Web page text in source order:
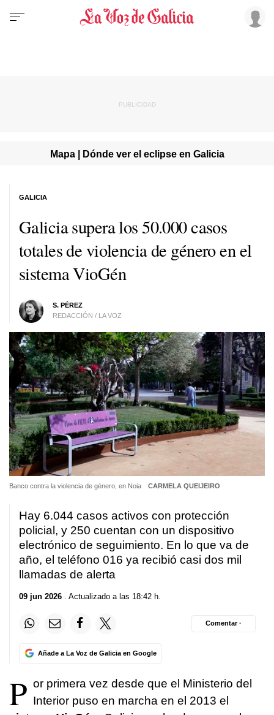
Mapa | Dónde ver el eclipse en Galicia
Galicia supera los 50.000 casos
totales de violencia de género en el
sistema VioGén
S. PÉREZ
REDACCIÓN / LA VOZ
GALICIA
Banco contra la violencia de género, en Noia CARMELA QUEIJEIRO
Hay 6.044 casos activos con protección
policial, y 250 cuentan con un dispositivo
electrónico de seguimiento. En lo que va de
año, el teléfono 016 ya recibió casi dos mil
llamadas de alerta
09 jun 2026 . Actualizado a las 18:42 h.
Añade a La Voz de Galicia en Google
Comentar ·
P or primera vez desde que el Ministerio del
Interior puso en marcha en el 2013 el